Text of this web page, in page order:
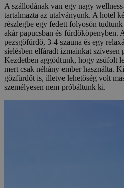
A szállodának van egy nagy
tartalmazta az utalványunk. A hotel
részlegbe egy fedett folyosón
akár papucsban és fürdőköpenyben.
pezsgőfürdő, 3-4 szauna és egy
síelésben elfáradt izmainkat
Kezdetben aggódtunk, hogy zsúfolt
mert csak néhány ember használta.
gőzfürdőt is, illetve lehetőség volt
személyesen nem próbáltunk ki.